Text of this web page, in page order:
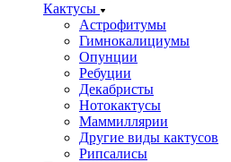
Кактусы
Астрофитумы
Гимнокалициумы
Опунции
Ребуции
Декабристы
Нотокактусы
Маммиллярии
Другие виды кактусов
Рипсалисы